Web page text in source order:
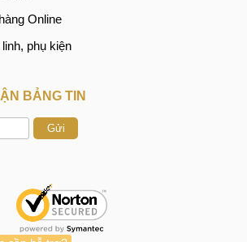
Online
phụ kiện
BẢNG TIN
Gửi